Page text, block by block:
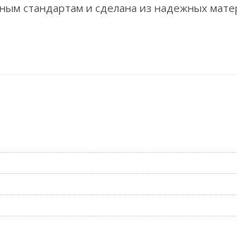
стандартам и сделана из надежных